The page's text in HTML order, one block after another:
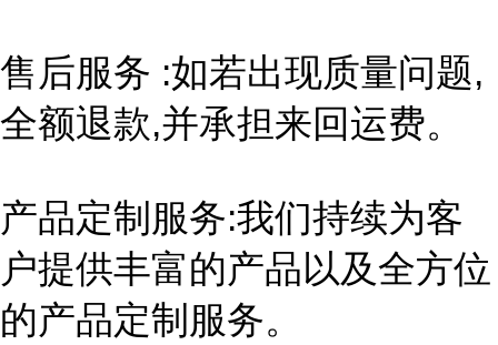
售后服务 :如若出现质量问题,
全额退款,并承担来回运费。
产品定制服务:我们持续为客
户提供丰富的产品以及全方位
的产品定制服务。